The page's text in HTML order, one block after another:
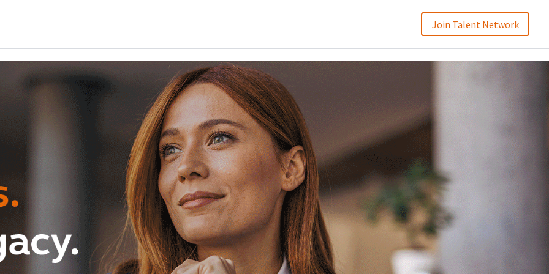
Join Talent Network